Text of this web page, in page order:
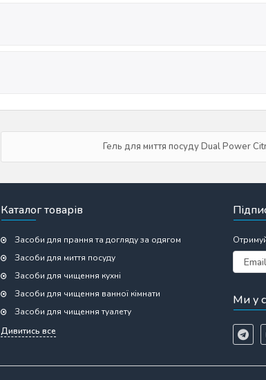
Гель для миття посуду Dual Power
Каталог товарів
Засоби для прання та догляду за одягом
Засоби для миття посуду
Засоби для чищення кухні
Засоби для чищення ванної кімнати
Засоби для чищення туалету
Дивитись все
Ми у